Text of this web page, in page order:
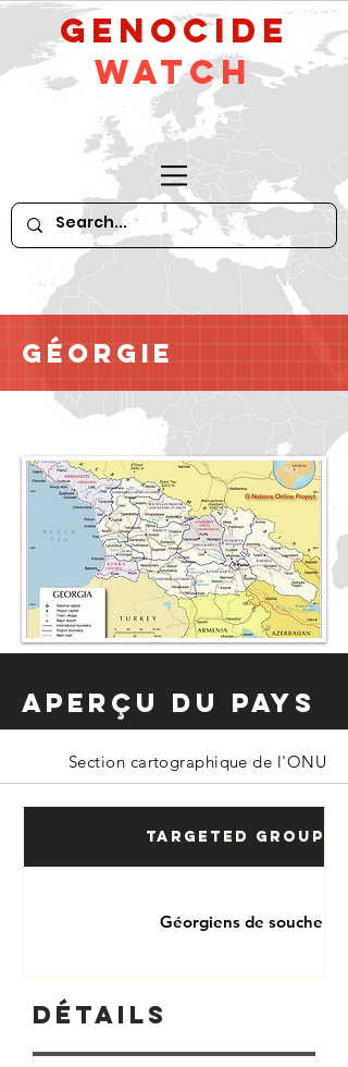
GeNocide
Watch
Géorgie
Aperçu du pays
Section cartographique de l'ONU
Targeted Groups
Géorgiens de souche
Détails